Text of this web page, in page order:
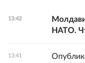
13:42
НАТО.
13:41